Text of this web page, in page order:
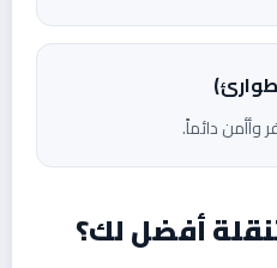
وأأمن دائماً.
أفضل لك؟